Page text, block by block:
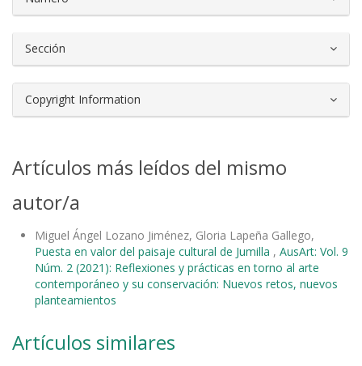
Sección
Copyright Information
Artículos más leídos del mismo
autor/a
Miguel Ángel Lozano Jiménez, Gloria Lapeña Gallego,
Puesta en valor del paisaje cultural de Jumilla , AusArt: Vol. 9
Núm. 2 (2021): Reflexiones y prácticas en torno al arte
contemporáneo y su conservación: Nuevos retos, nuevos
planteamientos
Artículos similares